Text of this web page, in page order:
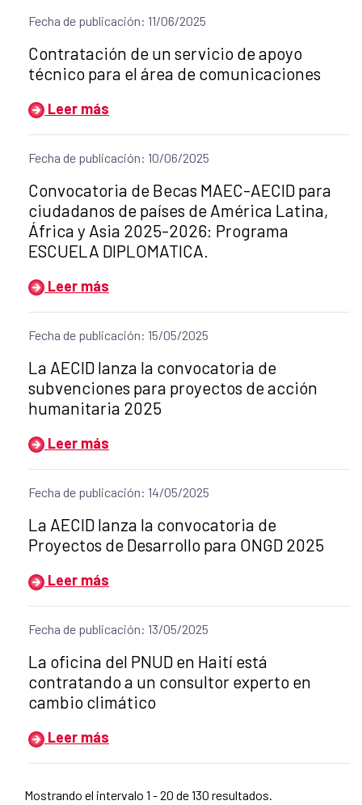
Fecha de publicación: 11/06/2025
Título del anuncio:
Contratación de un servicio de apoyo
técnico para el área de comunicaciones
Leer más
Fecha de publicación: 10/06/2025
Título del anuncio:
Convocatoria de Becas MAEC-AECID para
ciudadanos de países de América Latina,
África y Asia 2025-2026: Programa
ESCUELA DIPLOMATICA.
Leer más
Fecha de publicación: 15/05/2025
Título del anuncio:
La AECID lanza la convocatoria de
subvenciones para proyectos de acción
humanitaria 2025
Leer más
Fecha de publicación: 14/05/2025
Título del anuncio:
La AECID lanza la convocatoria de
Proyectos de Desarrollo para ONGD 2025
Leer más
Fecha de publicación: 13/05/2025
Título del anuncio:
La oficina del PNUD en Haití está
contratando a un consultor experto en
cambio climático
Leer más
Mostrando el intervalo 1 - 20 de 130 resultados.